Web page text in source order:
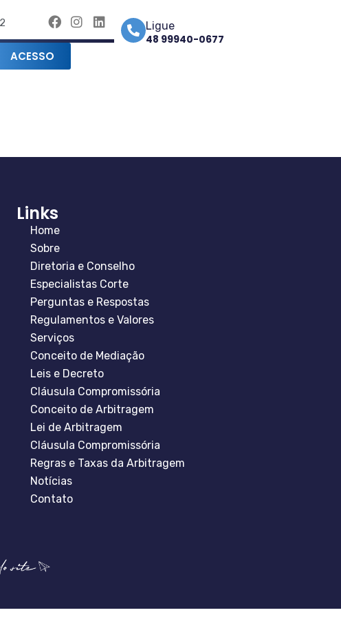
ACESSO
Ligue
48 99940-0677
Links
Home
Sobre
Diretoria e Conselho
Especialistas Corte
Perguntas e Respostas
Regulamentos e Valores
Serviços
Conceito de Mediação
Leis e Decreto
Cláusula Compromissória
Conceito de Arbitragem
Lei de Arbitragem
Cláusula Compromissória
Regras e Taxas da Arbitragem
Notícias
Contato